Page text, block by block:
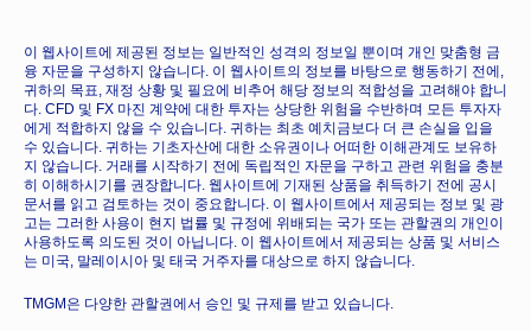
이 웹사이트에 제공된 정보는 일반적인 성격의 정보일 뿐이며 개인 맞춤형 금
융 자문을 구성하지 않습니다. 이 웹사이트의 정보를 바탕으로 행동하기 전에,
귀하의 목표, 재정 상황 및 필요에 비추어 해당 정보의 적합성을 고려해야 합니
다. CFD 및 FX 마진 계약에 대한 투자는 상당한 위험을 수반하며 모든 투자자
에게 적합하지 않을 수 있습니다. 귀하는 최초 예치금보다 더 큰 손실을 입을
수 있습니다. 귀하는 기초자산에 대한 소유권이나 어떠한 이해관계도 보유하
지 않습니다. 거래를 시작하기 전에 독립적인 자문을 구하고 관련 위험을 충분
히 이해하시기를 권장합니다. 웹사이트에 기재된 상품을 취득하기 전에 공시
문서를 읽고 검토하는 것이 중요합니다. 이 웹사이트에서 제공되는 정보 및 광
고는 그러한 사용이 현지 법률 및 규정에 위배되는 국가 또는 관할권의 개인이
사용하도록 의도된 것이 아닙니다. 이 웹사이트에서 제공되는 상품 및 서비스
는 미국, 말레이시아 및 태국 거주자를 대상으로 하지 않습니다.
TMGM은 다양한 관할권에서 승인 및 규제를 받고 있습니다.